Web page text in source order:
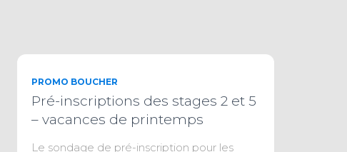
PROMO BOUCHER
Pré-inscriptions des stages 2 et 5
– vacances de printemps
Le sondage de pré-inscription pour les